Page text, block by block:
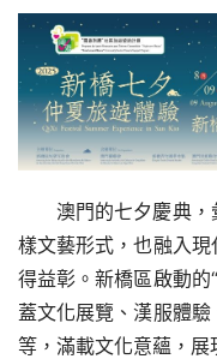
澳門的七夕慶典
樣文藝形式，也融入
得益彰。新橋區啟動的
蓋文化展覽、漢服體
等，滿載文化意蘊，展